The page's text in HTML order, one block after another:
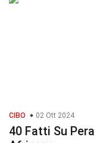
CIBO 02 Ott 2024
40 Fatti Su Pera